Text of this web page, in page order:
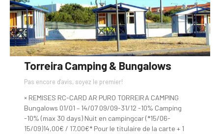
Torreira Camping & Bungalows
Pas encore d'avis, soyez le premier!
× REMISES RC-CARD AR PURO TORREIRA CAMPING
Bungalows 01/01 – 14/07 09/09-31/12 -10% Camping
-10% (max 30 days) Nuit en campingcar (*15/06-
15/09)14,00€ / 17,00€* Pour le titulaire de la carte + 1